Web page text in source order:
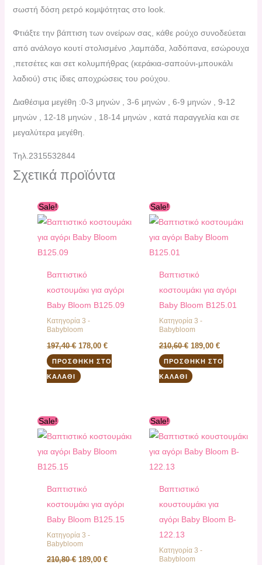
σωστή δόση ρετρό κομψότητας στο look.
Φτιάξτε την βάπτιση των ονείρων σας, κάθε ρούχο συνοδεύεται
από ανάλογο κουτί στολισμένο ,λαμπάδα, λαδόπανα, εσώρουχα
,πετσέτες και σετ κολυμπήθρας (κεράκια-σαπούνι-μπουκάλι
λαδιού) στις ίδιες αποχρώσεις του ρούχου.
Διαθέσιμα μεγέθη :0-3 μηνών , 3-6 μηνών , 6-9 μηνών , 9-12
μηνών , 12-18 μηνών , 18-14 μηνών , κατά παραγγελία και σε
μεγαλύτερα μεγέθη.
Τηλ.2315532844
Σχετικά προϊόντα
Sale!
Βαπτιστικό
κοστουμάκι για αγόρι
Baby Bloom B125.09
Κατηγορία 3 -
Babybloom
197,40€
was:
178,00€
τιμή
178,00 €.
ΠΡΟΣΘΉΚΗ ΣΤΟ
ΚΑΛΆΘΙ
Sale!
Βαπτιστικό
κοστουμάκι για αγόρι
Baby Bloom B125.01
Κατηγορία 3 -
Babybloom
210,60€
was:
189,00 €
τιμή
189,00 €.
ΠΡΟΣΘΉΚΗ ΣΤΟ
ΚΑΛΆΘΙ
Sale!
Βαπτιστικό
κοστουμάκι για αγόρι
Baby Bloom B125.15
Κατηγορία 3 -
Babybloom
210,80€
was:
189,00€
τιμή
189,00 €.
Sale!
Βαπτιστικό
κουστουμάκι για
αγόρι Baby Bloom B-
122.13
Κατηγορία 3 -
Babybloom
was:
τιμή
120,00 €.